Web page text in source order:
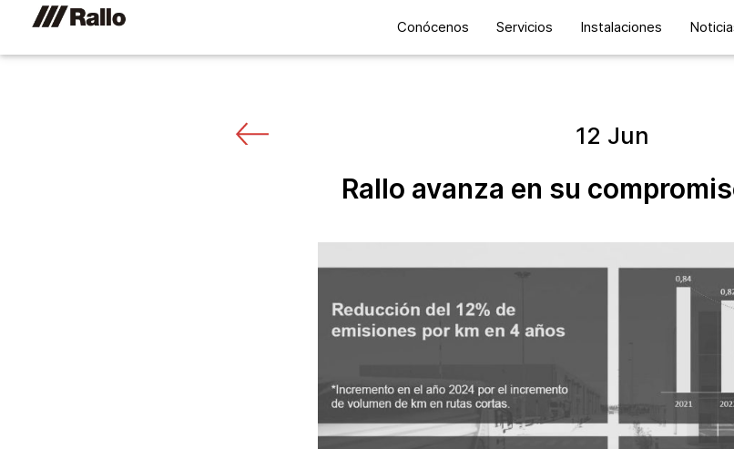
Conócenos Servicios Instalaciones
12 Jun
Rallo avanza en su